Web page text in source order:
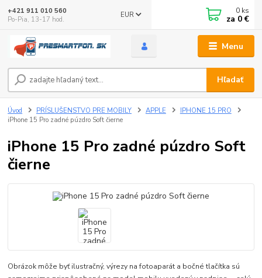
Menu
EUR
Hľadať
+421 911 010 560
Po-Pia, 13-17 hod.
0 ks
za 0 €
Úvod PRÍSLUŠENSTVO PRE MOBILY APPLE
IPHONE 15 PRO
iPhone 15 Pro zadné púzdro Soft čierne
iPhone 15 Pro zadné púzdro Soft
čierne
Obrázok môže byť ilustračný, výrezy na fotoaparát a bočné tlačítka sú